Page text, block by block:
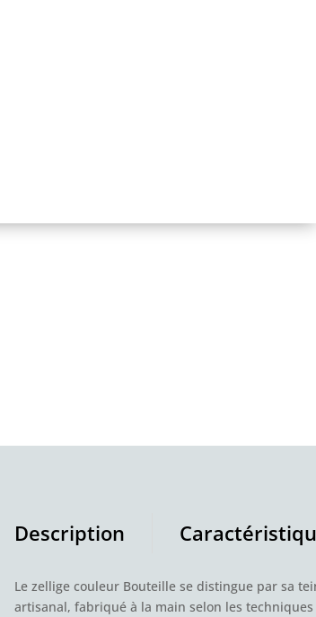
Description
Le zellige couleur Bouteille se distingue par sa
artisanal, fabriqué à la main selon les